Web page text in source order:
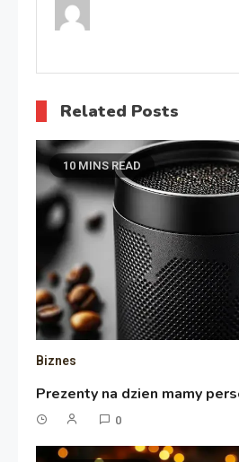
Related Posts
10 MINS READ
Biznes
Prezenty na dzien mamy
0